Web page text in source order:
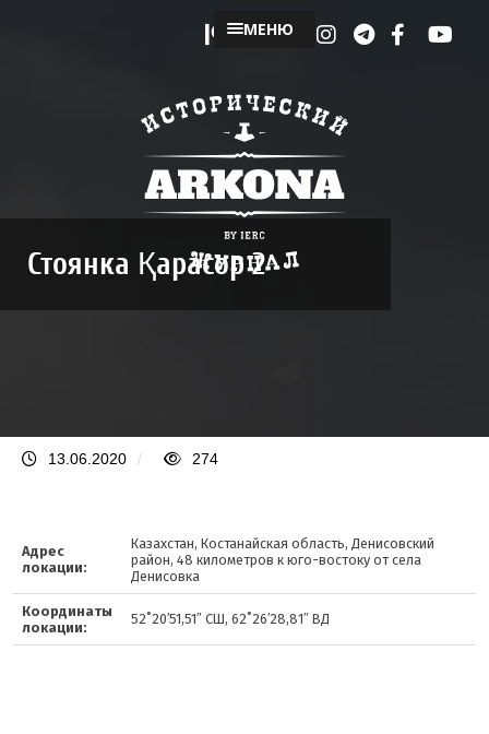
МЕНЮ
Стоянка Қарасор 2
13.06.2020 / 274
Адрес
локации:
Казахстан, Костанайская область, Денисовский
район, 48 километров к юго-востоку от села
Денисовка
Координаты
локации:
52˚20′51,51″ СШ, 62˚26′28,81″ ВД